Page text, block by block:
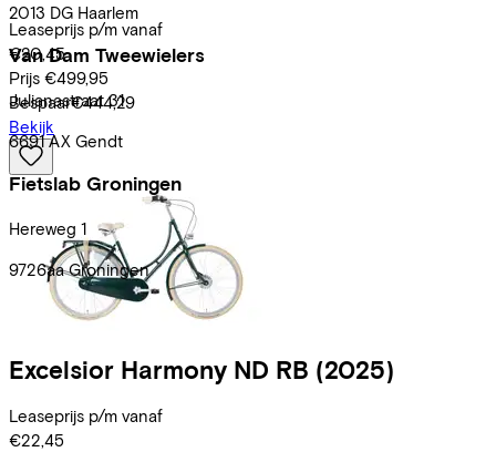
2013 DG Haarlem
Van Dam Tweewielers
Julianastraat 31
6691 AX Gendt
Fietslab Groningen
Hereweg 1
9726aa Groningen
Lijst
Leaseprijs p/m vanaf
€20,45
Prijs €499,95
Bespaar€444,29
Bekijk
Excelsior Harmony ND RB (2025)
Leaseprijs p/m vanaf
€22,45